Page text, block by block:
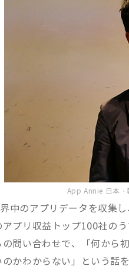
App Annie 日本・
中のアプリデータを収集
プリ収益トップ100社の
問い合わせで、「何から
かわからない」という話